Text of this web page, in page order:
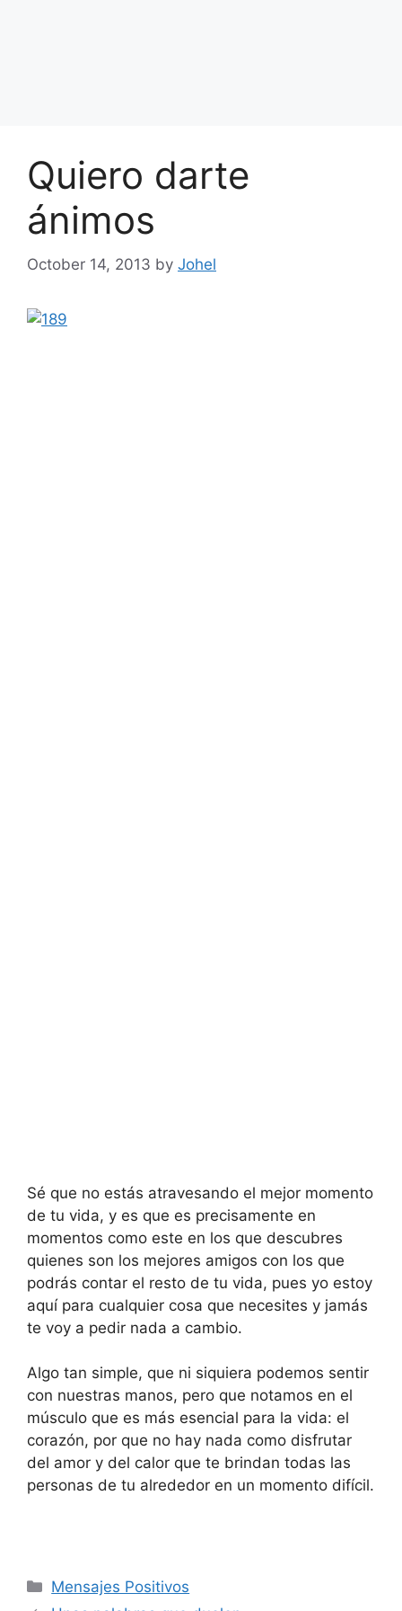
Quiero darte
ánimos
October 14, 2013 by Johel
Sé que no estás atravesando el mejor momento
de tu vida, y es que es precisamente en
momentos como este en los que descubres
quienes son los mejores amigos con los que
podrás contar el resto de tu vida, pues yo estoy
aquí para cualquier cosa que necesites y jamás
te voy a pedir nada a cambio.
Algo tan simple, que ni siquiera podemos sentir
con nuestras manos, pero que notamos en el
músculo que es más esencial para la vida: el
corazón, por que no hay nada como disfrutar
del amor y del calor que te brindan todas las
personas de tu alrededor en un momento difícil.
Categories
Mensajes Positivos